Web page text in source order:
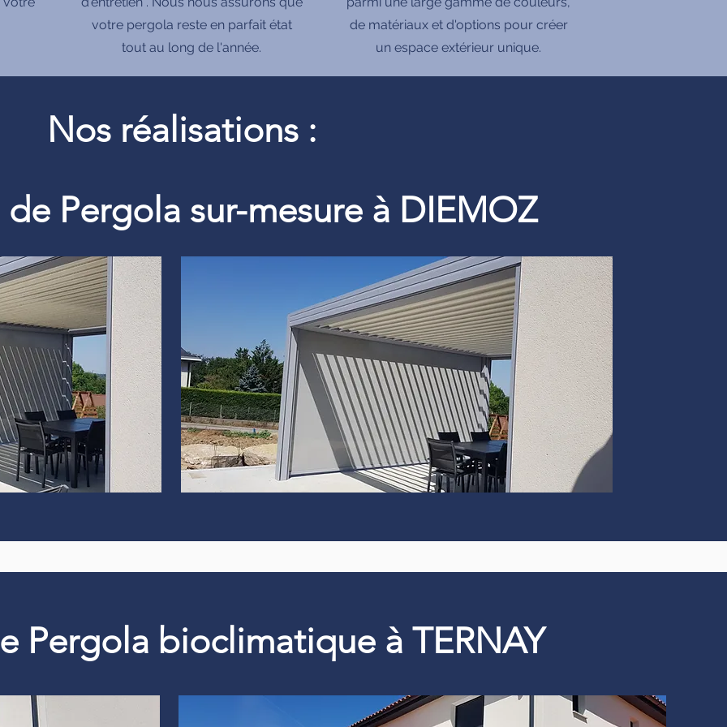
votre pergola reste en parfait état
tout au long de l'année.
de matériaux et d'options pour créer
un espace extérieur unique.
Nos réalisations :
Pergola sur-mesure à DIEMOZ
Pergola bioclimatique à TERNAY